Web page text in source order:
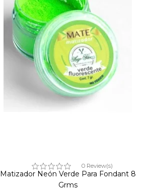
0 Review(s)
Matizador Neón Verde Para Fondant 8
Grms